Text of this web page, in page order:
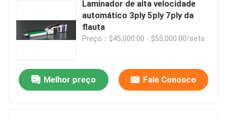
Laminador de alta velocidade
automático 3ply 5ply 7ply da
flauta
Preço：$45,000.00 - $55,000.00/sets
Melhor preço Fale Conosco